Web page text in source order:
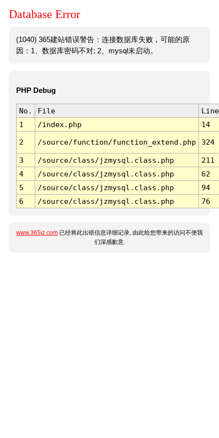
Database Error
(1040) 365建站错误警告：连接数据库失败，可能的原
因：1、数据库密码不对; 2、mysql未启动。
PHP Debug
No. File
Line
1
/index.php 14
2 /source/function/function_extend.php 324
3 /source/class/jzmysql.class.php
211
4
/source/class/jzmysql.class.php
62
5
/source/class/jzmysql.class.php
94
6
/source/class/jzmysql.class.php 76
www.365jz.com 已经将此出错信息详细记录, 由此给您带来的访问不便我
们深感歉意.